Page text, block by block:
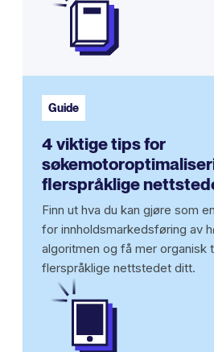
Guide
4 viktige tips for
flerspråklige
Finn ut hva du kan gjøre som
for innholdsmarkedsføring av
algoritmen og få mer organisk
flerspråklige nettstedet ditt.